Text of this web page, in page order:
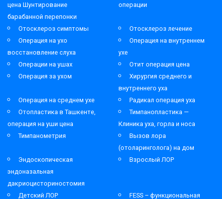
цена Шунтирование
барабанной перепонки
операции
Отосклероз симптомы
Отосклероз лечение
Операция на ухо
восстановление слуха
Операция на внутреннем
ухе
Операции на ушах
Отит операция цена
Операция за ухом
Хирургия среднего и
внутреннего уха
Операция на среднем ухе
Радикал операция уха
Отопластика в Ташкенте,
операция на уши цена
Тимпанопластика —
Клиника уха, горла и носа
Тимпанометрия
Вызов лора
(отоларинголога) на дом
Эндоскопическая
эндоназальная
дакриоцисториностомия
Взрослый ЛОР
Детский ЛОР
FESS – функциональная